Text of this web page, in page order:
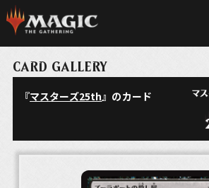
CARD GALLERY
『マスターズ25th』のカード